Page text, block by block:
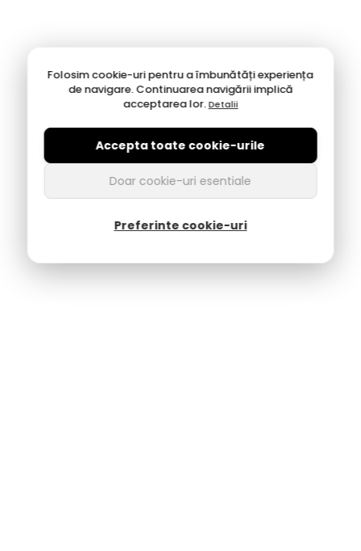
Folosim cookie-uri pentru a îmbunătăți experiența
de navigare. Continuarea navigării implică
acceptarea lor.Detalii
Accepta toate cookie-urile
Doar cookie-uri esentiale
Preferinte cookie-uri